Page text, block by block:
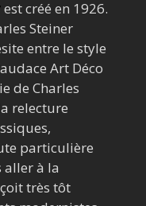
est créé en 1926.
Steiner
entre le style
Art Déco
de Charles
relecture
particulière
aller à la
très tôt